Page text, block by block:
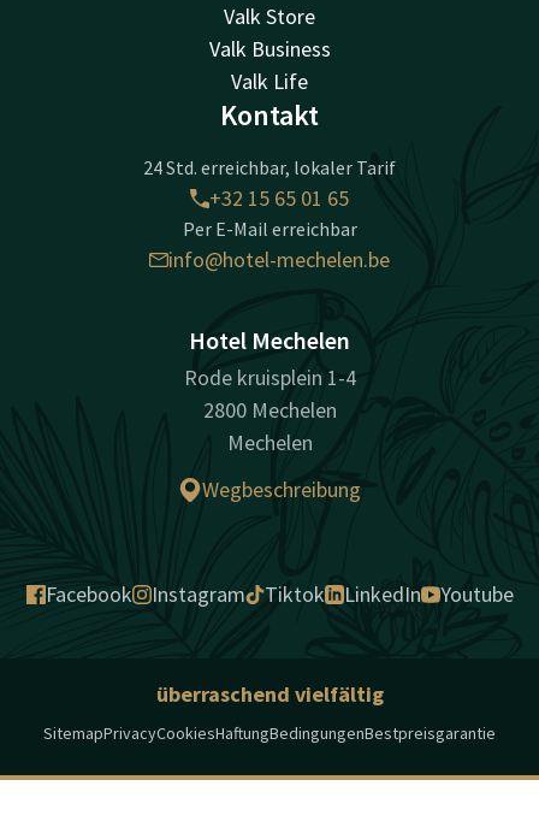
Valk Store
Valk Business
Valk Life
Kontakt
24 Std. erreichbar, lokaler Tarif
+32 15 65 01 65
Per E-Mail erreichbar
info@hotel-mechelen.be
Hotel Mechelen
Rode kruisplein 1-4
2800 Mechelen
Mechelen
Wegbeschreibung
Facebook Instagram Tiktok LinkedIn Youtube
überraschend vielfältig
SitemapPrivacyCookiesHaftungBedingungenBestpreisgarantie